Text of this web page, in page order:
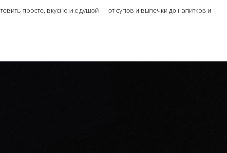
просто, вкусно и с душой — от супов и выпечки до напитков и